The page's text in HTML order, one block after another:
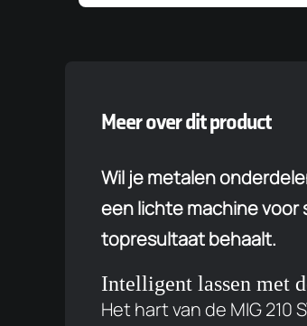
Meer over dit product
Wil je metalen
een lichte machine voor
topresultaat behaalt.
Intelligent lassen met
Het hart van de MIG